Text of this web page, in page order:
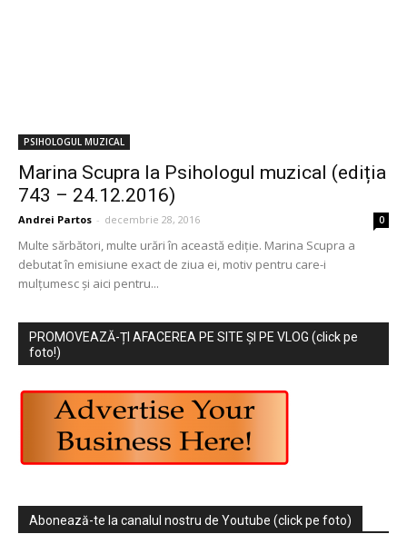
PSIHOLOGUL MUZICAL
Marina Scupra la Psihologul muzical (ediția
743 – 24.12.2016)
Andrei Partos - decembrie 28, 2016 0
Multe sărbători, multe urări în această ediție. Marina Scupra a
debutat în emisiune exact de ziua ei, motiv pentru care-i
mulțumesc și aici pentru...
PROMOVEAZĂ-ȚI AFACEREA PE SITE ȘI PE VLOG (click pe
foto!)
Abonează-te la canalul nostru de Youtube (click pe foto)